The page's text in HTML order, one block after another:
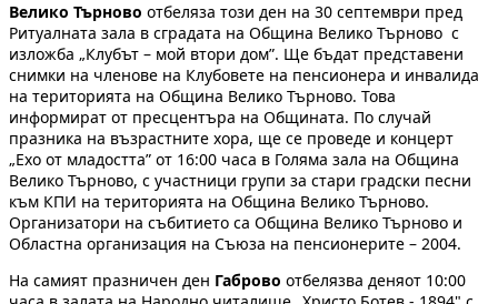
Велико Търново отбеляза този ден на 30 септември пред
Ритуалната зала в сградата на Община Велико Търново с
изложба „Клубът – мой втори дом”. Ще бъдат представени
снимки на членове на Клубовете на пенсионера и инвалида
на територията на Община Велико Търново. Това
информират от пресцентъра на Общината. По случай
празника на възрастните хора, ще се проведе и концерт
„Ехо от младостта” от 16:00 часа в Голяма зала на Община
Велико Търново, с участници групи за стари градски песни
към КПИ на територията на Община Велико Търново.
Организатори на събитието са Община Велико Търново и
Областна организация на Съюза на пенсионерите – 2004.
На самият празничен ден Габрово отбелязва деняот 10:00